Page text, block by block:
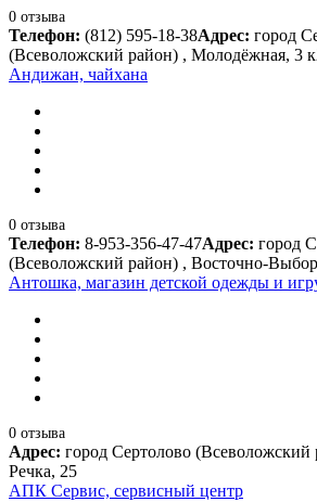
0 отзыва
Телефон: (812) 595-18-38Адрес: город
(Всеволожский район) , Молодёжная, 3
Андижан, чайхана
0 отзыва
Телефон: 8-953-356-47-47Адрес: город
(Всеволожский район) , Восточно-
Антошка, магазин детской одежды и
0 отзыва
Адрес: город Сертолово (Всеволожский
Речка, 25
АПК Сервис, сервисный центр